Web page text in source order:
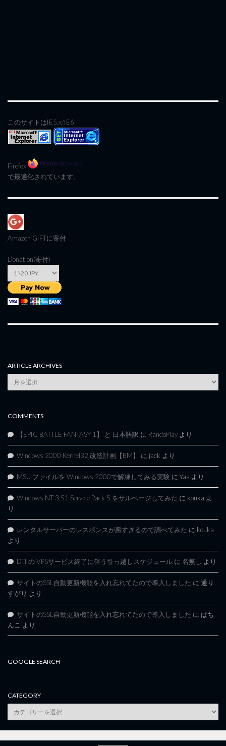
このサイトはIE5.x/IE6
Firefox
で最適化されています。
Amazon GIFTに寄付
Donation(寄付)
ARTICLE ARCHIVES
Article
Archives
COMMENTS
【EPIC BATTLE FANTASY 1】 と 日本語訳 に RandoPlay より
Windows 2000 Kernel32 改造計画【BM】 に jack より
MSU ファイルを Windows 2000で解凍してみる実験 に Yas より
Windows NT 3.51 Service Pack 5 をサルベージしてみた に kouka よ
り
レンタルサーバーのレスポンスが悪すぎるので調べてみた に kouka
より
DTI の VPSサービス終了に伴う引っ越しスケジュール に 名無し より
サイトのSSL自動更新機能を入れ忘れてたので導入しました に 通り
すがり より
サイトのSSL自動更新機能を入れ忘れてたので導入しました に ぱち
んこ より
GOOGLE SEARCH
CATEGORY
category